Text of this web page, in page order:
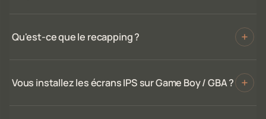
Qu'est-ce que le recapping ?
Vous installez les écrans IPS sur Game Boy / GBA ?